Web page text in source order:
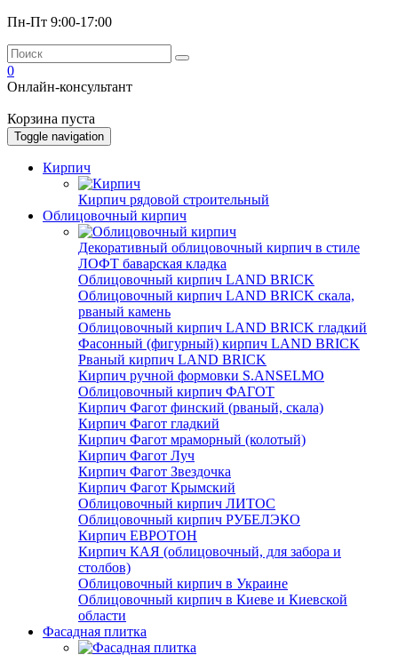
Пн-Пт 9:00-17:00
0
Онлайн-консультант
Корзина пуста
Toggle navigation
Кирпич
Кирпич рядовой строительный
Облицовочный кирпич
Декоративный облицовочный кирпич в стиле
ЛОФТ баварская кладка
Облицовочный кирпич LAND BRICK
Облицовочный кирпич LAND BRICK скала,
рваный камень
Облицовочный кирпич LAND BRICK гладкий
Фасонный (фигурный) кирпич LAND BRICK
Рваный кирпич LAND BRICK
Кирпич ручной формовки S.ANSELMO
Облицовочный кирпич ФАГОТ
Кирпич Фагот финский (рваный, скала)
Кирпич Фагот гладкий
Кирпич Фагот мраморный (колотый)
Кирпич Фагот Луч
Кирпич Фагот Звездочка
Кирпич Фагот Крымский
Облицовочный кирпич ЛИТОС
Облицовочный кирпич РУБЕЛЭКО
Кирпич ЕВРОТОН
Кирпич КАЯ (облицовочный, для забора и
столбов)
Облицовочный кирпич в Украине
Облицовочный кирпич в Киеве и Киевской
области
Фасадная плитка